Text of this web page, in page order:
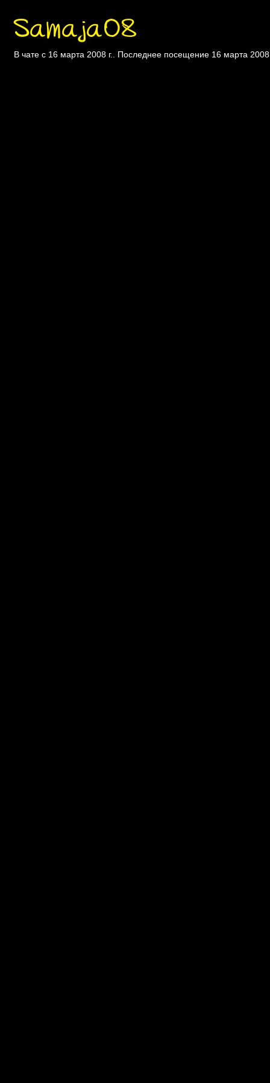
Samaja08
В чате с 16 марта 2008 г.. Последнее посещение 16 марта 2008